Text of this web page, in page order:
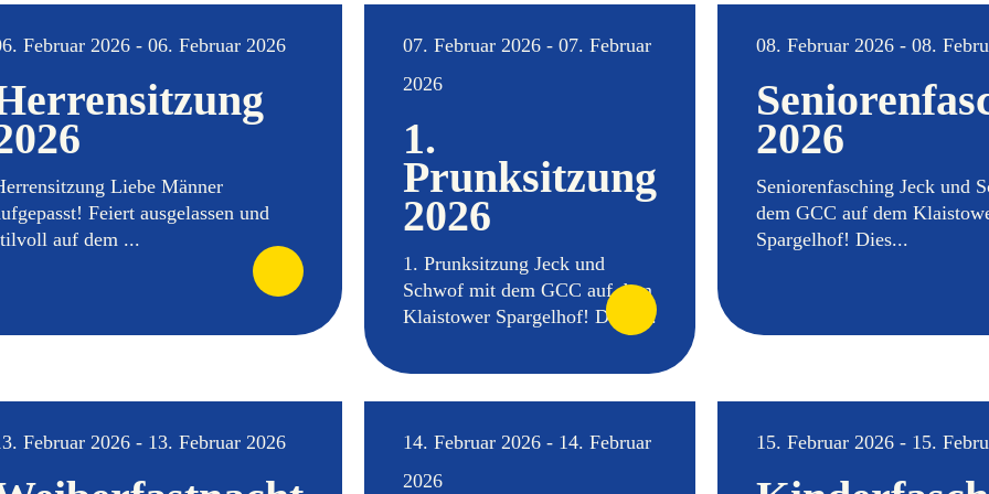
Februar 2026 - 06. Februar 2026
Liebe Männer
Feiert ausgelassen und
auf dem ...
07. Februar 2026 - 07. Februar
2026
1.
Prunksitzung
2026
1. Prunksitzung Jeck und
Schwof mit dem GCC auf dem
Klaistower Spargelhof! Diese...
08. Februar 2026 - 08.
2026
Seniorenfasching Jeck und
dem GCC auf dem
Spargelhof! Dies...
Februar 2026 - 13. Februar 2026
14. Februar 2026 - 14. Februar
2026
15. Februar 2026 - 15.